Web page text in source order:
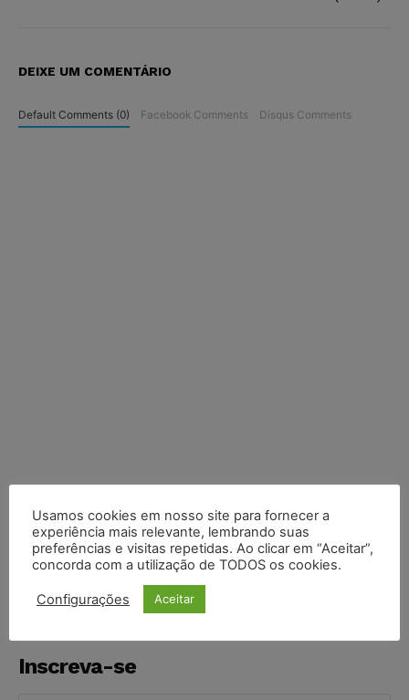
DEIXE UM COMENTÁRIO
Default Comments (0) Facebook Comments Disqus Comments
COMPARTILHE
Inscreva-se
Usamos cookies em nosso site para fornecer a
experiência mais relevante, lembrando suas
preferências e visitas repetidas. Ao clicar em “Aceitar”,
concorda com a utilização de TODOS os cookies.
Configurações Aceitar